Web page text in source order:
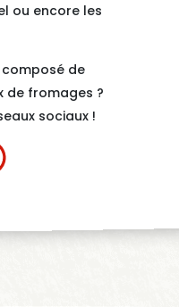
ou encore les
de
de fromages ?
sociaux !